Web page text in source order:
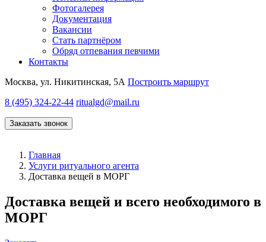
Фотогалерея
Документация
Вакансии
Стать партнёром
Обряд отпевания певчими
Контакты
Москва, ул. Никитинская, 5А Построить маршрут
8 (495) 324-22-44 ritualgd@mail.ru
Заказать звонок
Главная
Услуги ритуального агента
Доставка вещей в МОРГ
Доставка вещей и всего необходимого в
МОРГ